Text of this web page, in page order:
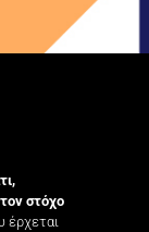
στόχο
έρχεται